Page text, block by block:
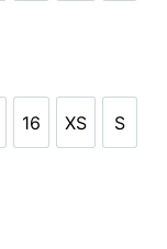
16 XS
XS
S
S